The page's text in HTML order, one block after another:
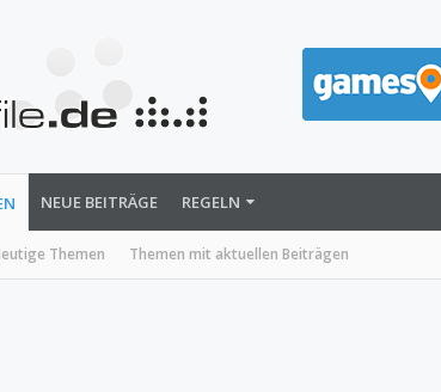
Themen Themen mit aktuellen Beiträgen
NEUE BEITRÄGE REGELN